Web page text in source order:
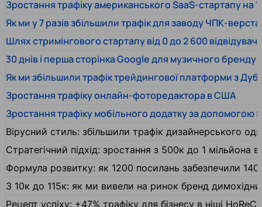
Зростання трафіку американського SaaS-стартапу на
Як ми у 7 разів збільшили трафік для заводу ЧПК-
Шлях стримінгового стартапу від 0 до 2 600
30 днів і перша сторінка Google для музичного бренду
Як ми збільшили трафік трейдингової платформи з
Зростання трафіку онлайн-фоторедактора в США
Зростання трафіку мобільного додатку за допомогою
Вірусний стиль: збільшили трафік дизайнерського
Стратегічний підхід: зростання з 500к до 1 мільйона
Формула розвитку: як 1200 посилань забезпечили
З 10к до 115к: як ми вивели на ринок бренд
Рецепт успіху: +47% трафіку для бізнесу в ніші HoReCa